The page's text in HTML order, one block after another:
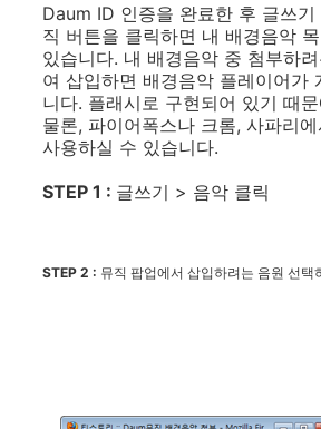
Daum ID 인증을 완료한 후 글쓰
직 버튼을 클릭하면 내 배경음악
있습니다. 내 배경음악 중 첨부하
여 삽입하면 배경음악 플레이어가
니다. 플래시로 구현되어 있기 때
물론, 파이어폭스나 크롬, 사파리
사용하실 수 있습니다.
STEP 1 : 글쓰기 > 음악 클릭
STEP 2 : 뮤직 팝업에서 삽입하려는 음원 선택